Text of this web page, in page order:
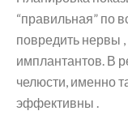
“правильная” по
повредить нервы
имплантантов. В
челюсти, именно
эффективны .